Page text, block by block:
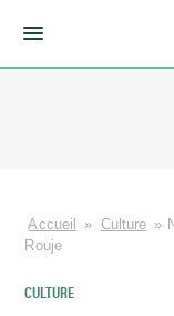
Accueil » Culture »
Rouje
CULTURE